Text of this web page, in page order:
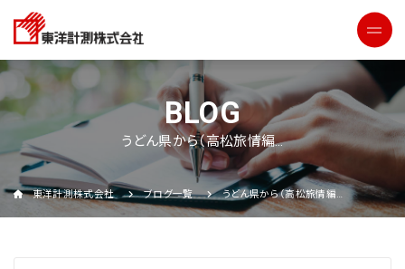
うどん県から（高松旅情編…
東洋計測株式会社 ブログ一覧 うどん県から（高松旅情編…